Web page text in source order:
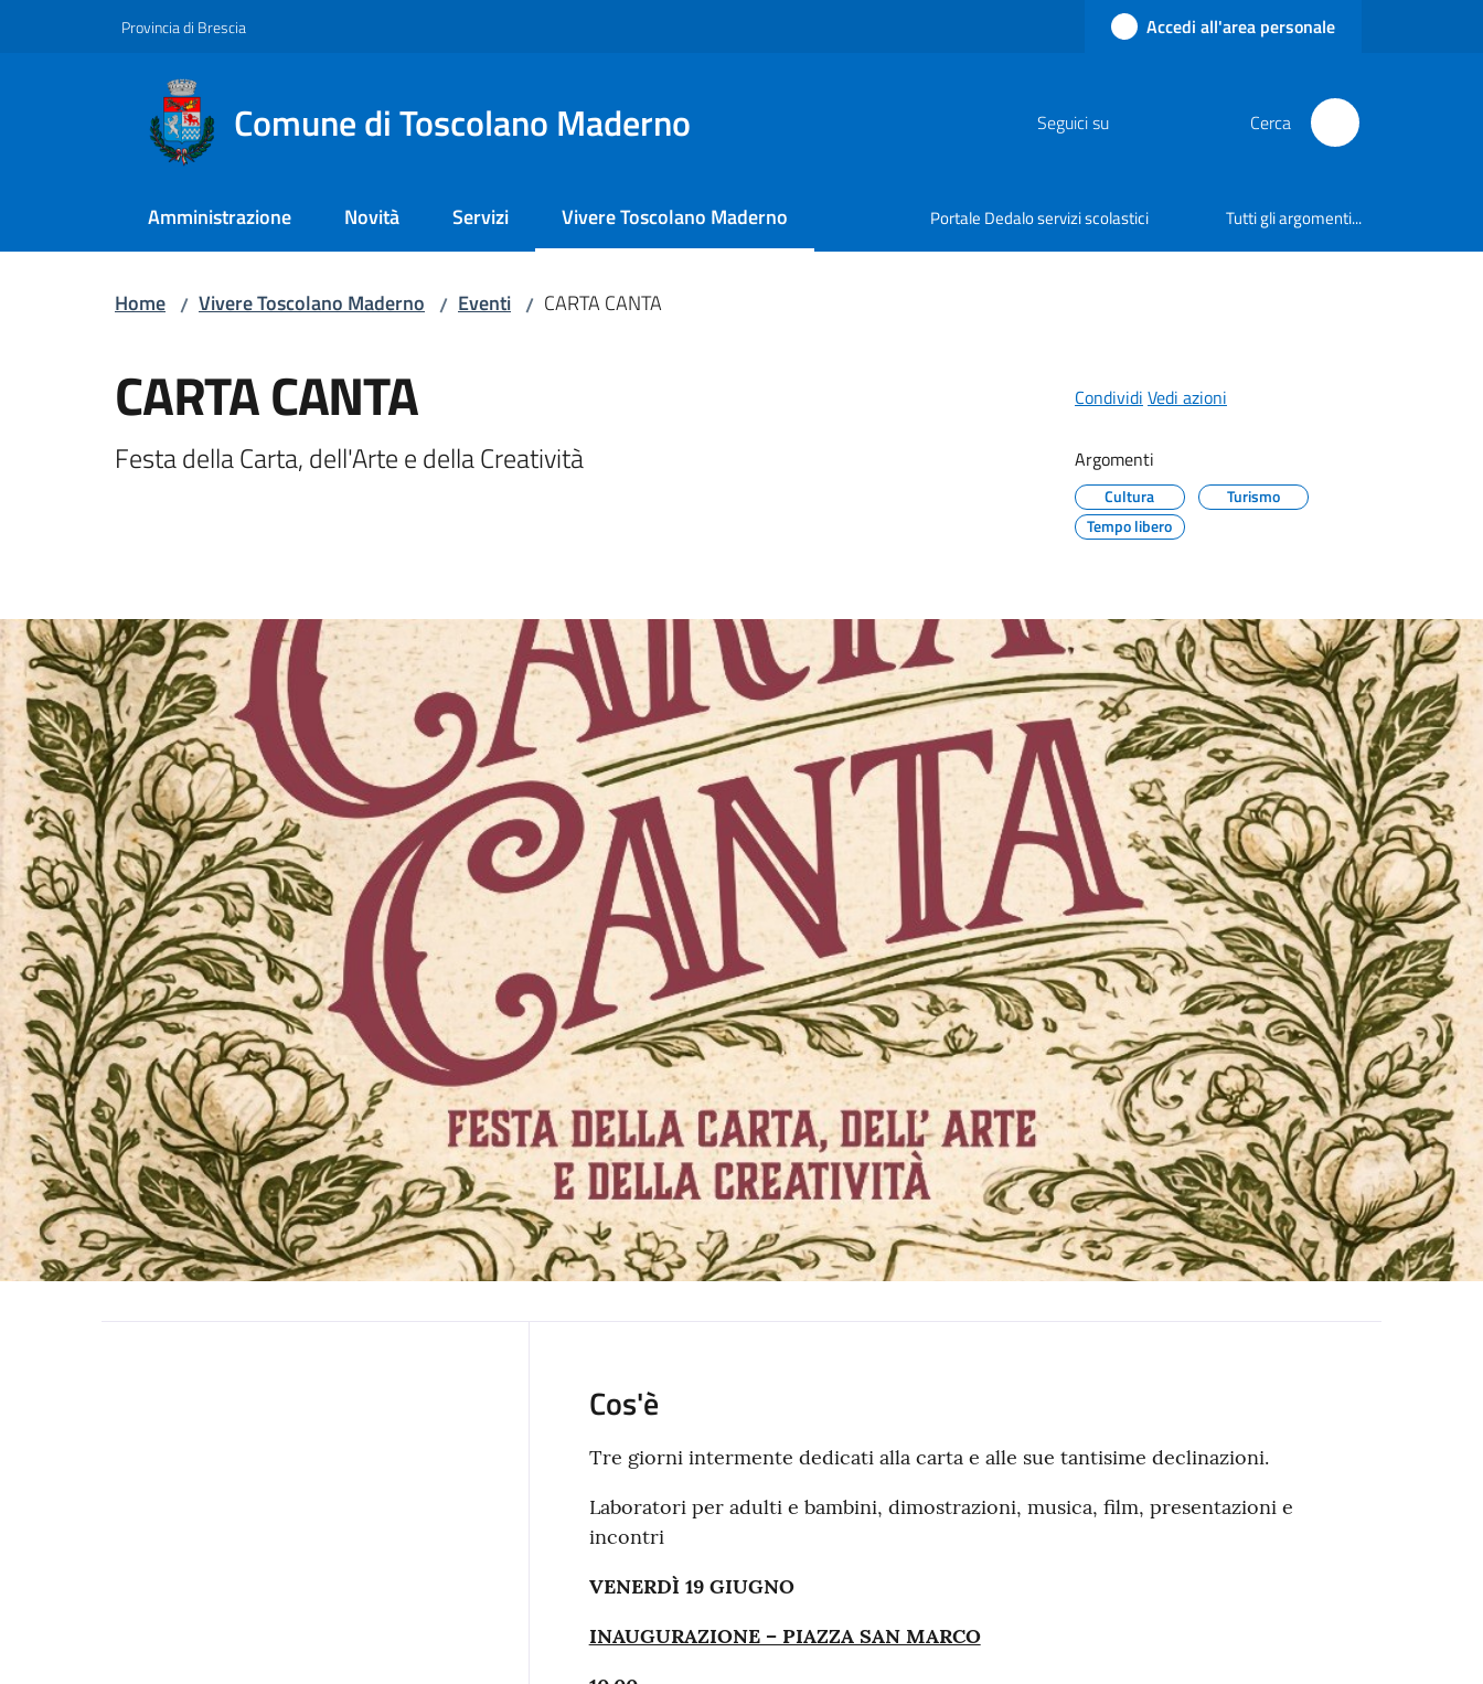
Provincia di Brescia Accedi all'area personale
Comune di Toscolano Maderno Seguici su Cerca
Amministrazione Novità Servizi Vivere Toscolano Maderno
Menu selezionato Portale Dedalo servizi scolastici Tutti gli argomenti...
Home / Vivere Toscolano Maderno / Eventi / CARTA CANTA
CARTA CANTA
Festa della Carta, dell'Arte e della Creatività
Condividi Vedi azioni
Argomenti
Cultura
Turismo
Tempo libero
Cos'è
Tre giorni intermente dedicati alla carta e alle sue tantisime declinazioni.
Laboratori per adulti e bambini, dimostrazioni, musica, film, presentazioni e
incontri
VENERDÌ 19 GIUGNO
INAUGURAZIONE – PIAZZA SAN MARCO